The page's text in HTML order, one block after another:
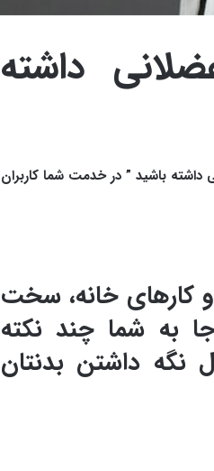
داشته
باشید ” در خدمت شما کاربران
کارهای خانه، سخت
به شما چند نکته
داشتن بدنتان